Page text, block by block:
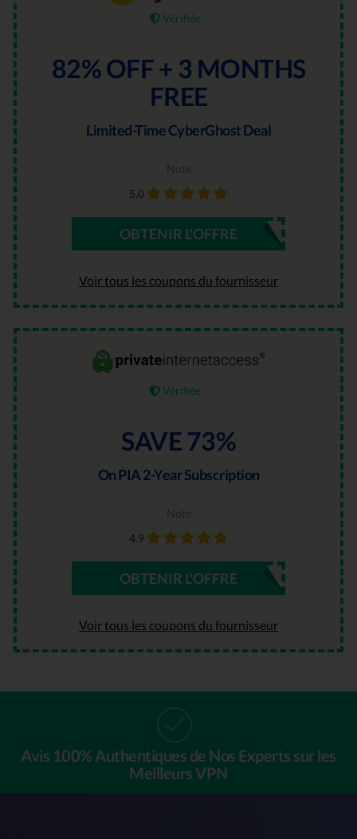
Vérifiée
82% OFF + 3 MONTHS
FREE
Limited-Time CyberGhost Deal
Note
5.0
OBTENIR L'OFFRE
Voir tous les coupons du fournisseur
Vérifiée
SAVE 73%
On PIA 2-Year Subscription
Note
4.9
OBTENIR L'OFFRE
Voir tous les coupons du fournisseur
Avis 100% Authentiques de Nos Experts sur les
Meilleurs VPN